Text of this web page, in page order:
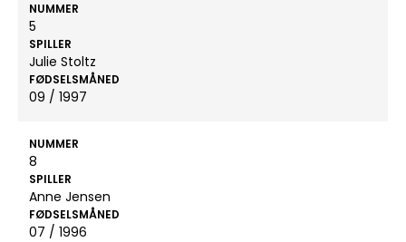
NUMMER
5
SPILLER
Julie Stoltz
FØDSELSMÅNED
09 / 1997
NUMMER
8
SPILLER
Anne Jensen
FØDSELSMÅNED
07 / 1996